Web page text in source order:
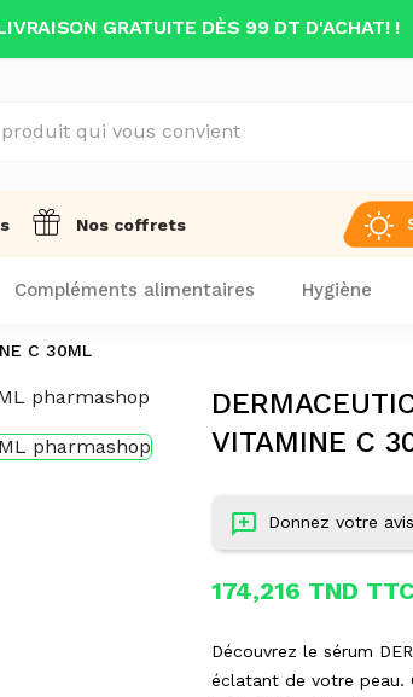
GRATUITE DÈS 99 DT D'ACHAT! !
Nos coffrets
Compléments alimentaires Hygiène
C 30ML
VITAMINE C
Donnez votre avis
174,216 TND TTC
Découvrez le sérum
éclatant de votre peau.